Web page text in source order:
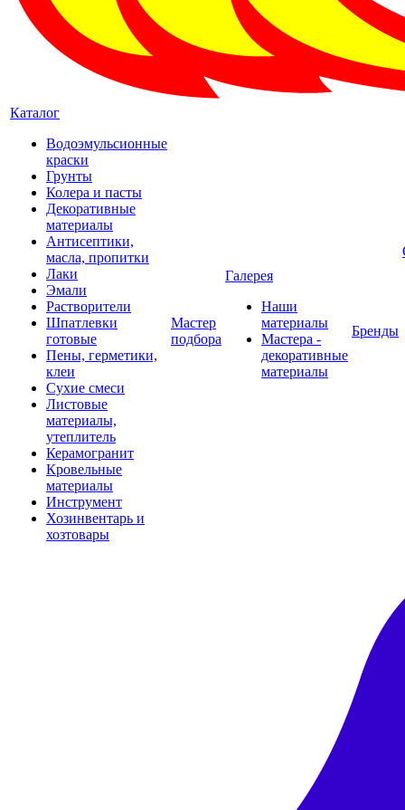
Каталог
Водоэмульсионные
краски
Грунты
Колера и пасты
Декоративные
материалы
Антисептики,
масла, пропитки
Лаки
Эмали
Растворители
Шпатлевки
готовые
Пены, герметики,
клеи
Сухие смеси
Листовые
материалы,
утеплитель
Керамогранит
Кровельные
материалы
Инструмент
Хозинвентарь и
хозтовары
Мастер
подбора
Галерея
Наши
материалы
Мастера -
декоративные
материалы
Бренды